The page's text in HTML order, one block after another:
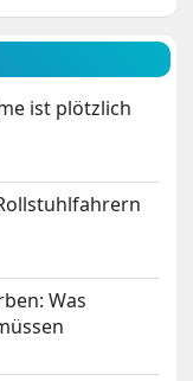
ist plötzlich
Was